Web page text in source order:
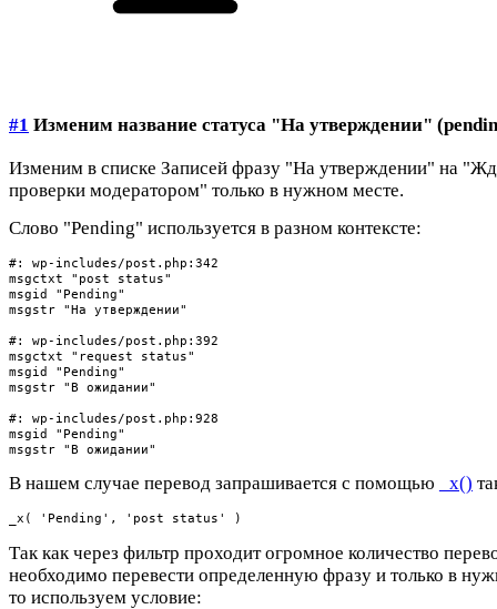
#1 Изменим название статуса "На утверждении"
Изменим в списке Записей фразу "На утверждении" на
проверки модератором" только в нужном месте.
Слово "Pending" используется в разном контексте:
#: wp-includes/post.php:342
msgctxt "post status"
msgid "Pending"
msgstr "На утверждении"
#: wp-includes/post.php:392
msgctxt "request status"
msgid "Pending"
msgstr "В ожидании"
#: wp-includes/post.php:928
msgid "Pending"
msgstr "В ожидании"
В нашем случае перевод запрашивается с помощью _x()
_x( 'Pending', 'post status' )
Так как через фильтр проходит огромное количество
необходимо перевести определенную фразу и только в
то используем условие: